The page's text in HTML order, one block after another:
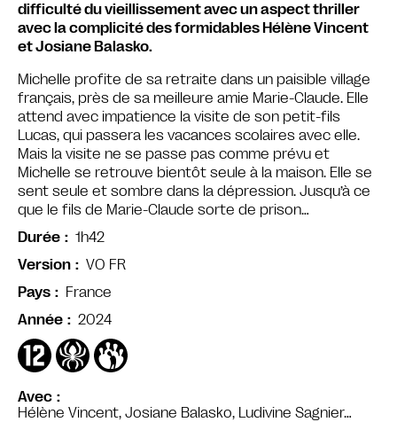
Avec
Hélène Vincent, Josiane Balasko, Ludivine Sagnier…
difficulté du vieillissement avec un aspect thriller
avec la complicité des formidables Hélène Vincent
et Josiane Balasko.
Michelle profite de sa retraite dans un paisible village
français, près de sa meilleure amie Marie-Claude. Elle
attend avec impatience la visite de son petit-fils
Lucas, qui passera les vacances scolaires avec elle.
Mais la visite ne se passe pas comme prévu et
Michelle se retrouve bientôt seule à la maison. Elle se
sent seule et sombre dans la dépression. Jusqu’à ce
que le fils de Marie-Claude sorte de prison…
Durée
1h42
Version
VO FR
Pays
France
Année
2024